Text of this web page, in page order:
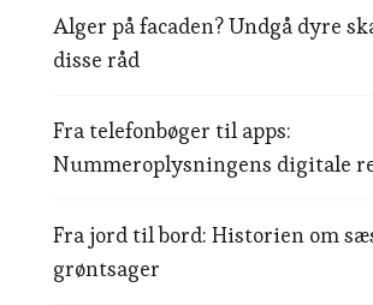
Alger på facaden? Undgå dyre
disse råd
Fra telefonbøger til apps:
Nummeroplysningens digitale
Fra jord til bord: Historien om
grøntsager